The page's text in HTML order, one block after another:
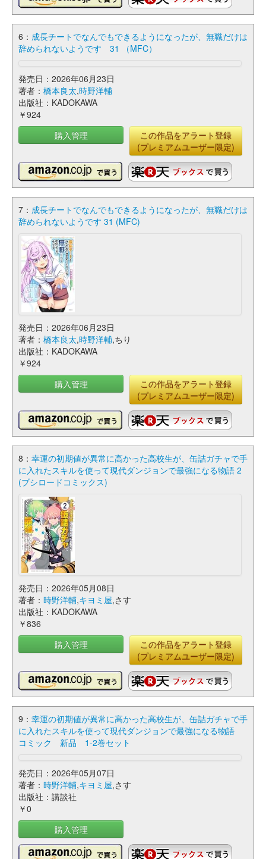
6： 成長チートでなんでもできるようになったが、無職だけは
辞められないようです 31 （MFC）
発売日：2026年06月23日
著者： 橋本良太,時野洋輔
出版社：KADOKAWA
￥924
購入管理
この作品をアラート登録
(プレミアムユーザー限定)
7： 成長チートでなんでもできるようになったが、無職だけは
辞められないようです 31 (MFC)
発売日：2026年06月23日
著者： 橋本良太,時野洋輔,ちり
出版社：KADOKAWA
￥924
購入管理
この作品をアラート登録
(プレミアムユーザー限定)
8： 幸運の初期値が異常に高かった高校生が、缶詰ガチャで手
に入れたスキルを使って現代ダンジョンで最強になる物語 2
(ブシロードコミックス)
発売日：2026年05月08日
著者： 時野洋輔,キヨミ屋,さす
出版社：KADOKAWA
￥836
購入管理
この作品をアラート登録
(プレミアムユーザー限定)
9： 幸運の初期値が異常に高かった高校生が、缶詰ガチャで手
に入れたスキルを使って現代ダンジョンで最強になる物語
コミック 新品 1-2巻セット
発売日：2026年05月07日
著者： 時野洋輔,キヨミ屋,さす
出版社：講談社
￥0
購入管理